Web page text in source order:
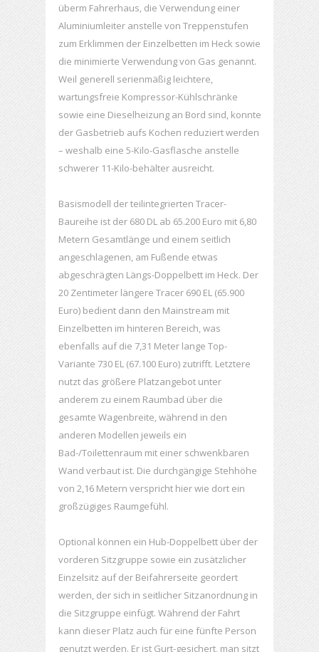
überm Fahrerhaus, die Verwendung einer
Aluminiumleiter anstelle von Treppenstufen
zum Erklimmen der Einzelbetten im Heck sowie
die minimierte Verwendung von Gas genannt.
Weil generell serienmäßig leichtere,
wartungsfreie Kompressor-Kühlschränke
sowie eine Dieselheizung an Bord sind, konnte
der Gasbetrieb aufs Kochen reduziert werden
– weshalb eine 5-Kilo-Gasflasche anstelle
schwerer 11-Kilo-behälter ausreicht.
Basismodell der teilintegrierten Tracer-
Baureihe ist der 680 DL ab 65.200 Euro mit 6,80
Metern Gesamtlänge und einem seitlich
angeschlagenen, am Fußende etwas
abgeschrägten Längs-Doppelbett im Heck. Der
20 Zentimeter längere Tracer 690 EL (65.900
Euro) bedient dann den Mainstream mit
Einzelbetten im hinteren Bereich, was
ebenfalls auf die 7,31 Meter lange Top-
Variante 730 EL (67.100 Euro) zutrifft. Letztere
nutzt das größere Platzangebot unter
anderem zu einem Raumbad über die
gesamte Wagenbreite, während in den
anderen Modellen jeweils ein
Bad-/Toilettenraum mit einer schwenkbaren
Wand verbaut ist. Die durchgängige Stehhöhe
von 2,16 Metern verspricht hier wie dort ein
großzügiges Raumgefühl.
Optional können ein Hub-Doppelbett über der
vorderen Sitzgruppe sowie ein zusätzlicher
Einzelsitz auf der Beifahrerseite geordert
werden, der sich in seitlicher Sitzanordnung in
die Sitzgruppe einfügt. Während der Fahrt
kann dieser Platz auch für eine fünfte Person
genutzt werden. Er ist Gurt-gesichert, man sitzt